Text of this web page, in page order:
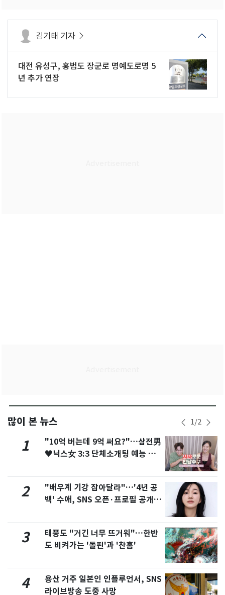
김기태 기자
대전 유성구, 홍범도 장군로 명예도로명 5
년 추가 연장
많이 본 뉴스 1/2
1
"10억 버는데 9억 써요?"…삼전男
♥닉스女 3:3 단체소개팅 예능 화
2
"배우계 기강 잡아달라"…'4년 공
백' 수애, SNS 오픈·프로필 공개
3
태풍도 "거긴 너무 뜨거워"…한반
도 비켜가는 '돌핀'과 '찬홈'
4
용산 거주 일본인 인플루언서, SNS
라이브방송 도중 사망